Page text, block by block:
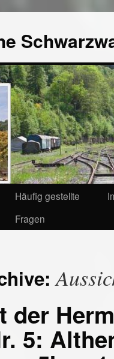
Häufig gestellte
Fragen
der
5: